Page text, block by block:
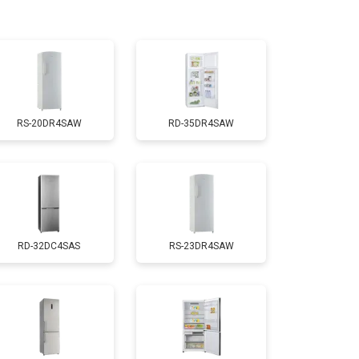
Заказать
1700 ₽ Заказать
Заказать
1700 ₽ Заказать
3650 ₽ Заказать
RS-20DR4SAW RD-35DR4SAW
RD-32DC4SAS RS-23DR4SAW